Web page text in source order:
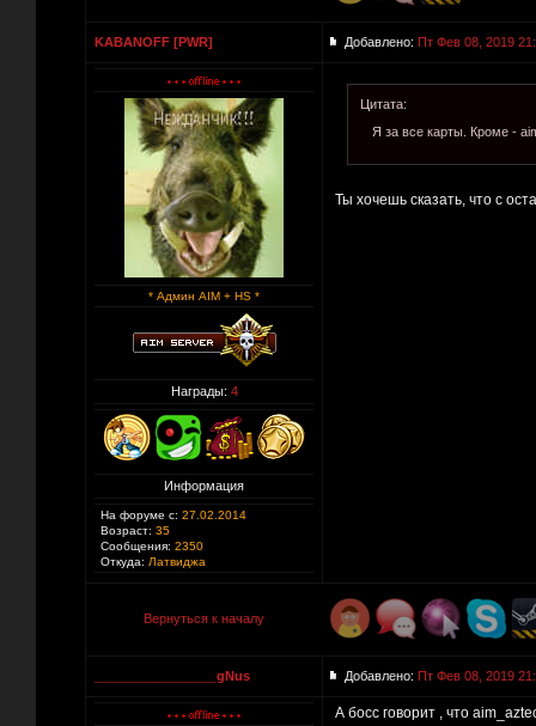
KABANOFF [PWR] Добавлено: Пт Фев 08, 2019
* Админ AIM + HS *
Награды: 4
Информация
На форуме с: 27.02.2014
Возраст: 35
Сообщения: 2350
Откуда: Латвиджа
Цитата:
Я за все карты. Кроме -
Ты хочешь сказать, что с
Вернуться к началу
_________________gNus Добавлено: Пт Фев 08, 2019
А босс говорит , что